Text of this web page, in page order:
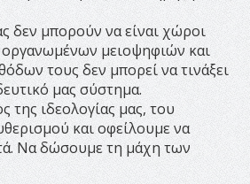
δεν μπορούν να είναι χώροι
μειοψηφιών και
τους δεν μπορεί να τινάξει
μας σύστημα.
της ιδεολογίας μας, του
και οφείλουμε να
Να δώσουμε τη μάχη των